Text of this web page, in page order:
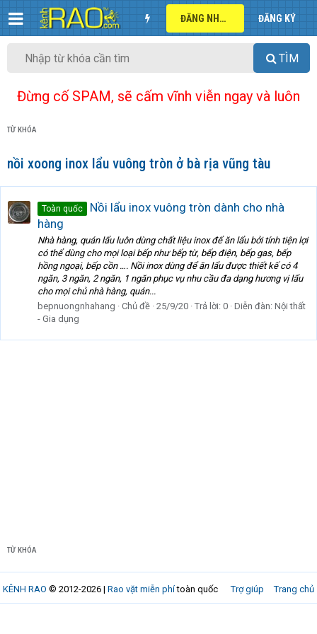
ĐĂNG NHẬP ĐĂNG KÝ
TÌM
Đừng cố SPAM, sẽ cấm vĩnh viễn ngay và luôn
TỪ KHÓA
nồi xoong inox lẩu vuông tròn ở bà rịa vũng tàu
Toàn quốc
Nồi lẩu inox vuông tròn dành cho nhà
hàng
Nhà hàng, quán lẩu luôn dùng chất liệu inox để ăn lẩu bởi tính tiện lợi
có thể dùng cho mọi loại bếp như bếp từ, bếp điện, bếp gas, bếp
hồng ngoại, bếp cồn …. Nồi inox dùng để ăn lẩu được thiết kế có 4
ngăn, 3 ngăn, 2 ngăn, 1 ngăn phục vụ nhu cầu đa dạng hương vị lẩu
cho mọi chủ nhà hàng, quán...
bepnuongnhahang
Chủ đề 25/9/20 Trả lời: 0 Diễn đàn: Nội thất
- Gia dụng
TỪ KHÓA
Trợ giúp Trang chủ
KÊNH RAO © 2012-2026 | Rao vặt miễn phítoàn quốc